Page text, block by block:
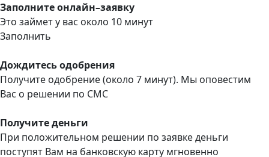
Заполните онлайн–заявку
Это займет у вас около 10 минут
Заполнить
Дождитесь одобрения
Получите одобрение (около 7 минут). Мы оповестим
Вас о решении по СМС
Получите деньги
При положительном решении по заявке деньги
поступят Вам на банковскую карту мгновенно